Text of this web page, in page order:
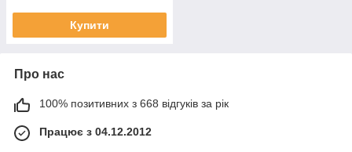
Купити
Про нас
100% позитивних з 668 відгуків за рік
Працює з 04.12.2012